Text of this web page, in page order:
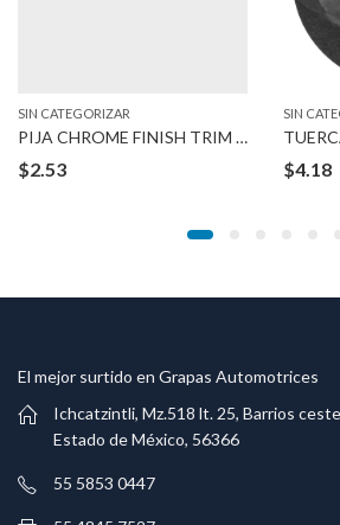
SIN CATEGORIZAR
PIJA CHROME FINISH TRIM SCREWS
$2.53
SIN
$4.18
El mejor surtido en Grapas Automotrices
Ichcatzintli, Mz.518 lt. 25, Barrios
Estado de México, 56366
55 5853 0447